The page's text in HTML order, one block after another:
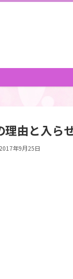
由と入ら
2017年9月25日